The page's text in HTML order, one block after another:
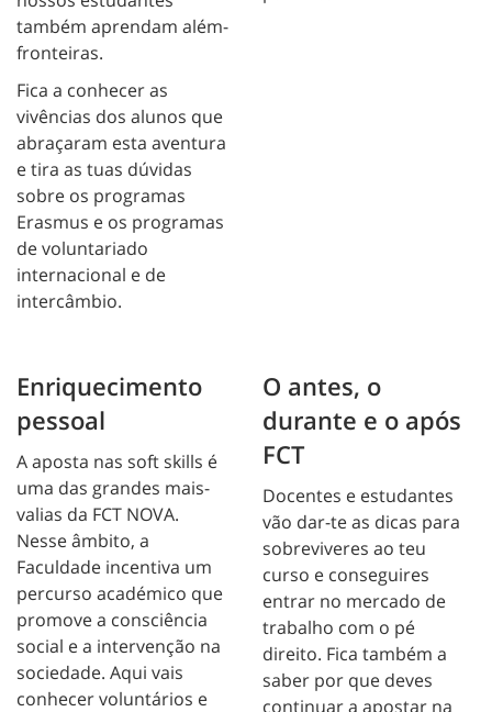
também aprendam além-
fronteiras.
Fica a conhecer as
vivências dos alunos que
abraçaram esta aventura
e tira as tuas dúvidas
sobre os programas
Erasmus e os programas
de voluntariado
internacional e de
intercâmbio.
Enriquecimento
pessoal
A aposta nas soft skills é
uma das grandes mais-
valias da FCT NOVA.
Nesse âmbito, a
Faculdade incentiva um
percurso académico que
promove a consciência
social e a intervenção na
sociedade. Aqui vais
conhecer voluntários e
O antes, o
durante e o após
FCT
Docentes e estudantes
vão dar-te as dicas para
sobreviveres ao teu
curso e conseguires
entrar no mercado de
trabalho com o pé
direito. Fica também a
saber por que deves
continuar a apostar na